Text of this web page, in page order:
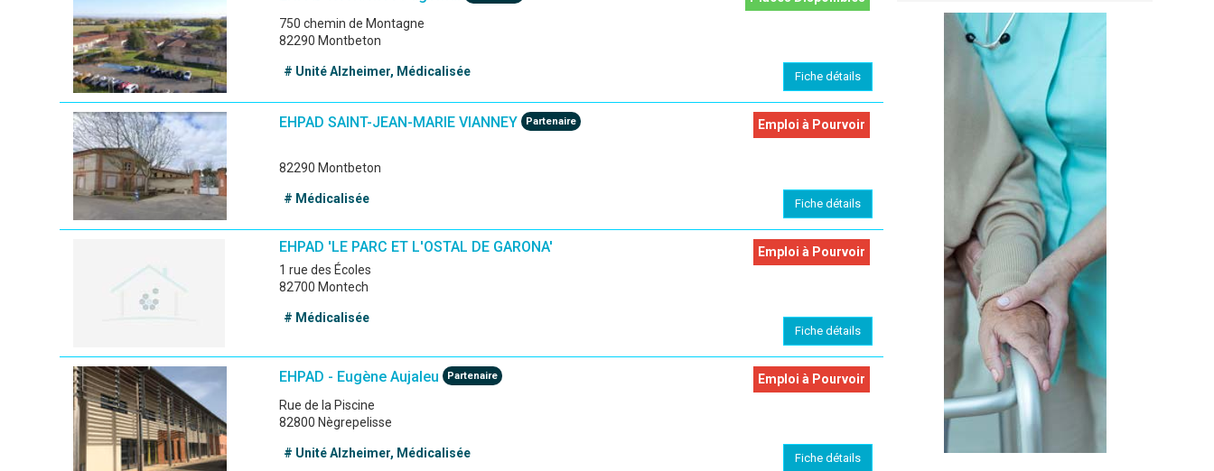
750 chemin de Montagne
82290 Montbeton
# Unité Alzheimer, Médicalisée Fiche détails
EHPAD SAINT-JEAN-MARIE VIANNEY Partenaire
82290 Montbeton
# Médicalisée
Emploi à Pourvoir
Fiche détails
EHPAD 'LE PARC ET L'OSTAL DE GARONA'
1 rue des Écoles
82700 Montech
# Médicalisée
Emploi à Pourvoir
Fiche détails
EHPAD - Eugène Aujaleu Partenaire
Rue de la Piscine
82800 Nègrepelisse
# Unité Alzheimer, Médicalisée
Emploi à Pourvoir
Fiche détails